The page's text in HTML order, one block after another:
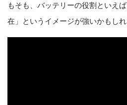
もそも、バッテリーの役割といえ
在」というイメージが強いかもし